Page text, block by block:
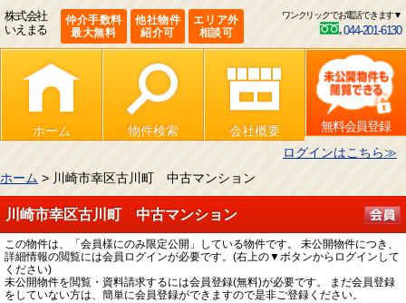
株式会社
いえまる
仲介手数料
最大無料
他社物件
紹介可
エリア外
相談可
ワンクリックでお電話できます▼
044-201-6130
ホーム 物件検索 会社概要
無料会員登録
ログインはこちら≫
ホーム > 川崎市幸区古川町 中古マンション
川崎市幸区古川町 中古マンション
この物件は、「会員様にのみ限定公開」している物件です。 未公開物件につき、
詳細情報の閲覧には会員ログインが必要です。(右上の▼ボタンからログインして
ください)
未公開物件を閲覧・資料請求するには会員登録(無料)が必要です。 まだ会員登録
をしていない方は、簡単に会員登録ができますので是非ご登録ください。